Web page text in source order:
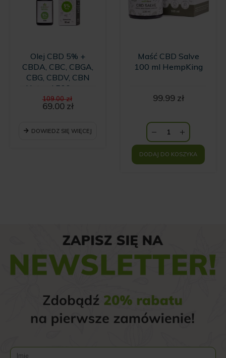
Olej CBD 5% +
CBDA, CBC, CBGA,
CBG, CBDV, CBN
Natural 500 mg -
10ml
109.00zł
cena
69.00 zł
wynosi:
DOWIEDZ SIĘ WIĘCEJ
Maść CBD Salve
100 ml HempKing
99.99 zł
DODAJ DO KOSZYKA